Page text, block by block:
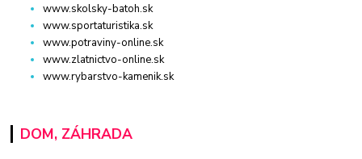
www.skolsky-batoh.sk
www.sportaturistika.sk
www.potraviny-online.sk
www.zlatnictvo-online.sk
www.rybarstvo-kamenik.sk
DOM, ZÁHRADA